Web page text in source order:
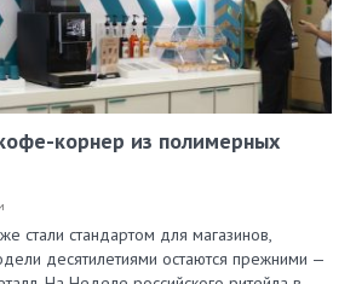
корнер из полимерных
стали стандартом для магазинов,
десятилетиями остаются прежними —